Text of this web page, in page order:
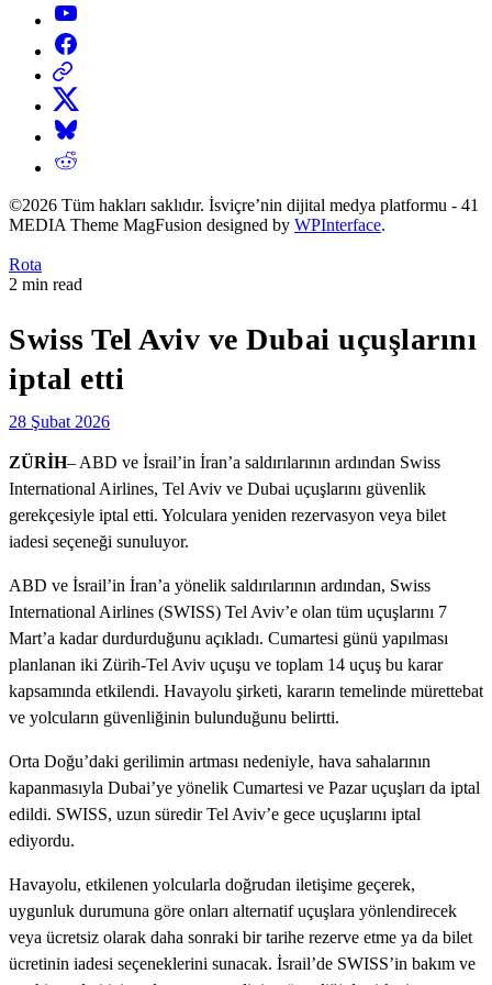
YouTube
Facebook
Threads
X
Bluesky
Reddit
©2026 Tüm hakları saklıdır. İsviçre’nin dijital medya platformu - 41
MEDIA Theme MagFusion designed by WPInterface.
Posted
in
Rota
Estimated
2 min read
Swiss Tel Aviv ve Dubai uçuşlarını
iptal etti
28 Şubat 2026
ZÜRİH– ABD ve İsrail’in İran’a saldırılarının ardından Swiss
International Airlines, Tel Aviv ve Dubai uçuşlarını güvenlik
gerekçesiyle iptal etti. Yolculara yeniden rezervasyon veya bilet
iadesi seçeneği sunuluyor.
ABD ve İsrail’in İran’a yönelik saldırılarının ardından, Swiss
International Airlines (SWISS) Tel Aviv’e olan tüm uçuşlarını 7
Mart’a kadar durdurduğunu açıkladı. Cumartesi günü yapılması
planlanan iki Zürih-Tel Aviv uçuşu ve toplam 14 uçuş bu karar
kapsamında etkilendi. Havayolu şirketi, kararın temelinde mürettebat
ve yolcuların güvenliğinin bulunduğunu belirtti.
Orta Doğu’daki gerilimin artması nedeniyle, hava sahalarının
kapanmasıyla Dubai’ye yönelik Cumartesi ve Pazar uçuşları da iptal
edildi. SWISS, uzun süredir Tel Aviv’e gece uçuşlarını iptal
ediyordu.
Havayolu, etkilenen yolcularla doğrudan iletişime geçerek,
uygunluk durumuna göre onları alternatif uçuşlara yönlendirecek
veya ücretsiz olarak daha sonraki bir tarihe rezerve etme ya da bilet
ücretinin iadesi seçeneklerini sunacak. İsrail’de SWISS’in bakım ve